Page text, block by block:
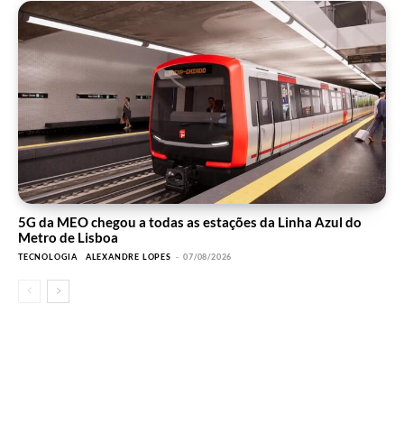
5G da MEO chegou a todas as estações da Linha Azul do
Metro de Lisboa
TECNOLOGIA ALEXANDRE LOPES - 07/08/2026